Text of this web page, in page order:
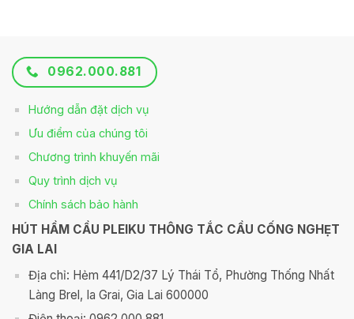
0962.000.881
Hướng dẫn đặt dịch vụ
Ưu điểm của chúng tôi
Chương trình khuyến mãi
Quy trình dịch vụ
Chính sách bảo hành
HÚT HẦM CẦU PLEIKU THÔNG TẮC CẦU CỐNG NGHẸT
GIA LAI
Địa chỉ: Hẻm 441/D2/37 Lý Thái Tổ, Phường Thống Nhất
Làng Brel, Ia Grai, Gia Lai 600000